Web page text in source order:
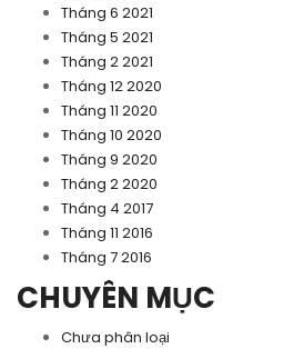
Tháng 6 2021
Tháng 5 2021
Tháng 2 2021
Tháng 12 2020
Tháng 11 2020
Tháng 10 2020
Tháng 9 2020
Tháng 2 2020
Tháng 4 2017
Tháng 11 2016
Tháng 7 2016
CHUYÊN MỤC
Chưa phân loại